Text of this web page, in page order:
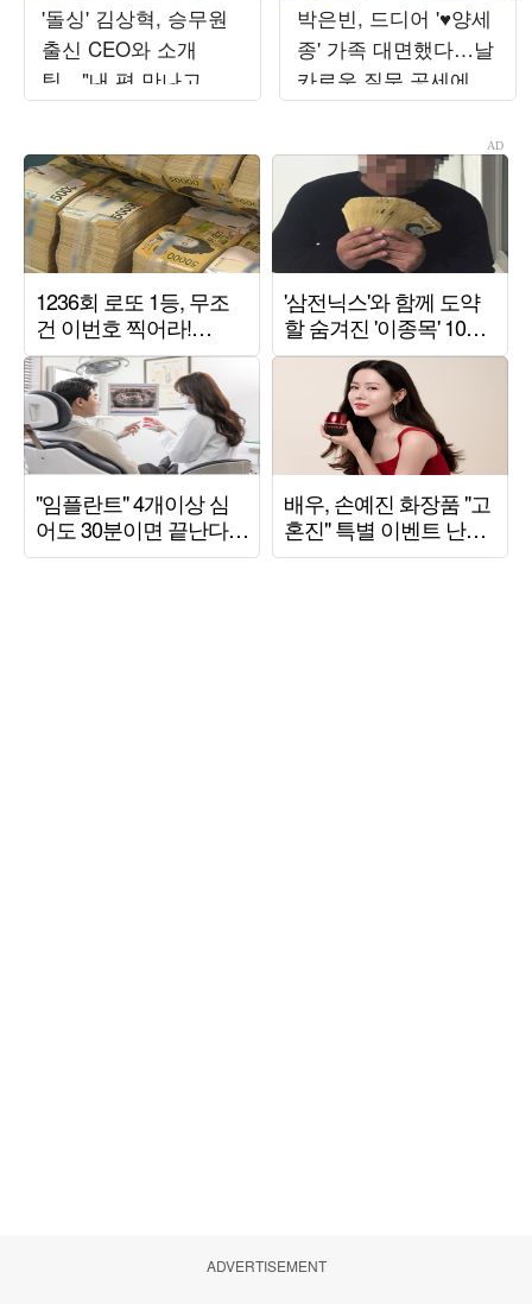
'돌싱' 김상혁, 승무원
출신 CEO와 소개
팅…"내 편 만나고 싶
어" 설렘 기류 형성
박은빈, 드디어 '♥양세
종' 가족 대면했다…날
카로운 질문 공세에 당
황 ('오싹한')
ADVERTISEMENT